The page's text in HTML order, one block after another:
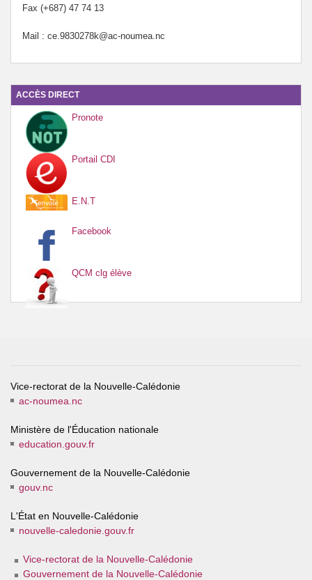
Fax (+687) 47 74 13
Mail : ce.9830278k@ac-noumea.nc
ACCÈS DIRECT
Pronote
Portail CDI
E.N.T
Facebook
QCM clg élève
Vice-rectorat de la Nouvelle-Calédonie
ac-noumea.nc
Ministère de l'Éducation nationale
education.gouv.fr
Gouvernement de la Nouvelle-Calédonie
gouv.nc
L'État en Nouvelle-Calédonie
nouvelle-caledonie.gouv.fr
Vice-rectorat de la Nouvelle-Calédonie
Gouvernement de la Nouvelle-Calédonie